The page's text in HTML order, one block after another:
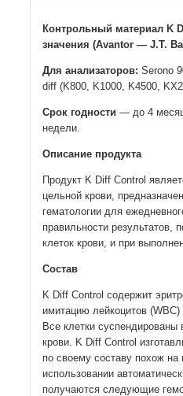
Контрольный материал K
значения (Avantor — J.T.
Для анализаторов: Serono
diff (K800, K1000, K4500,
Срок годности — до 4
недели.
Описание продукта
Продукт K Diff Control
цельной крови,
гематологии для
правильности результатов,
клеток крови, и при
Состав
K Diff Control содержит
имитацию лейкоцитов
Все клетки
крови. K Diff Control
по своему составу похож
использовании
получаются следующие